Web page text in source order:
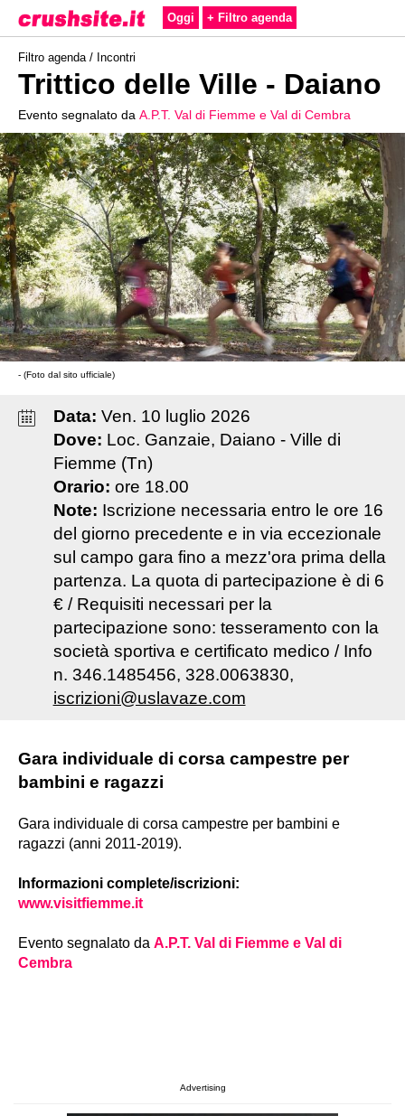
Oggi + Filtro agenda
Filtro agenda / Incontri
Trittico delle Ville - Daiano
Evento segnalato da A.P.T. Val di Fiemme e Val di Cembra
- (Foto dal sito ufficiale)
Data: Ven. 10 luglio 2026
Dove: Loc. Ganzaie, Daiano - Ville di
Fiemme (Tn)
Orario: ore 18.00
Note: Iscrizione necessaria entro le ore 16
del giorno precedente e in via eccezionale
sul campo gara fino a mezz'ora prima della
partenza. La quota di partecipazione è di 6
€ / Requisiti necessari per la
partecipazione sono: tesseramento con la
società sportiva e certificato medico / Info
n. 346.1485456, 328.0063830,
iscrizioni@uslavaze.com
Gara individuale di corsa campestre per
bambini e ragazzi
Gara individuale di corsa campestre per bambini e
ragazzi (anni 2011-2019).
Informazioni complete/iscrizioni:
www.visitfiemme.it
Evento segnalato da A.P.T. Val di Fiemme e Val di
Cembra
Advertising